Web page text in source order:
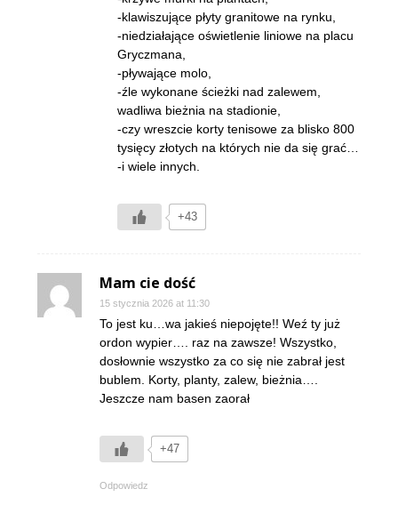
-klawiszujące płyty granitowe na rynku,
-niedziałające oświetlenie liniowe na placu
Gryczmana,
-pływające molo,
-źle wykonane ścieżki nad zalewem,
wadliwa bieżnia na stadionie,
-czy wreszcie korty tenisowe za blisko 800
tysięcy złotych na których nie da się grać…
-i wiele innych.
+43
Mam cie dość
15 stycznia 2026 at 11:30
To jest ku…wa jakieś niepojęte!! Weź ty już
ordon wypier…. raz na zawsze! Wszystko,
dosłownie wszystko za co się nie zabrał jest
bublem. Korty, planty, zalew, bieżnia….
Jeszcze nam basen zaorał
+47
Odpowiedz